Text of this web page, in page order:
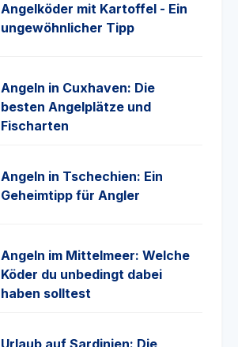
Angelköder mit Kartoffel - Ein
ungewöhnlicher Tipp
Angeln in Cuxhaven: Die
besten Angelplätze und
Fischarten
Angeln in Tschechien: Ein
Geheimtipp für Angler
Angeln im Mittelmeer: Welche
Köder du unbedingt dabei
haben solltest
Urlaub auf Sardinien: Die